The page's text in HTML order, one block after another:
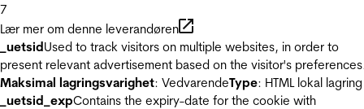
7
Lær mer om denne leverandøren
_uetsidUsed to track visitors on multiple websites, in order to
present relevant advertisement based on the visitor's
Maksimal lagringsvarighet: VedvarendeType: HTML lokal lagring
_uetsid_expContains the expiry-date for the cookie with